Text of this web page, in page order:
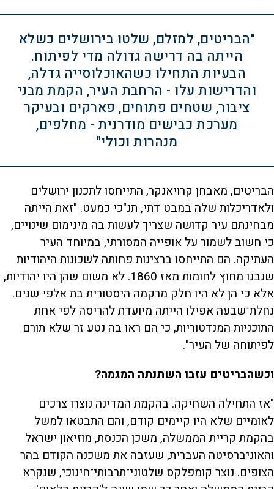
"הבריטים, למזלם, שלטו בירושלים כשלא
הייתה בה דרישה גדולה מדי לפיתוח.
הבעיות התחילו כשהאוכלוסייה גדלה,
והדרישות עלו - הרחבת העיר, הקמת מבני
ציבור, שטחים פתוחים, פארקים ובעיקר
מערכת כבישים מודרנית - מחלפים,
מנהרות וכולי"
הבריטים, מאבחן קרויאנקר, התייחסו לתכנון ירושלים
ולאדריכלות שלה במבט דתי, תנ"כי כמעט. "זאת הייתה
מבחינתם עיר קדושה שצריך לעשות בה מינימום שינויים,
כי חשוב לשמור על אופייה המסורתי, במיוחד העיר
העתיקה. הם התייחסו ברצינות פחותה לשכונות היהודיות
שנבנו מחוץ לחומות מאז 1860. לא משום שהן היו יהודיות,
אלא כי הן לא היו חלק מרקמה היסטורית בת אלפי שנים.
נחלת־שבעה אפילו הייתה מיועדת להריסה לפי אחת
התוכניות המנדטוריות, כי הם ראו בה נטע זר שלא תורם
לפיתוחה של העיר".
וכשהבריטים עזבו השתנתה המגמה?
"אז התחילה השחיקה. בהקמת המדינה נוצרו צרכים
לאומיים שלא היו קיימים קודם, והם התבטאו למשל
בהקמת קריית הממשלה, משכן הכנסת, מוזיאון ישראל
והאוניברסיטה העברית, שעזבה את משכנה הקודם בהר
הצופים. נוצר קומפלקס שלטוני־תרבותי־חינוכי, שנקרא